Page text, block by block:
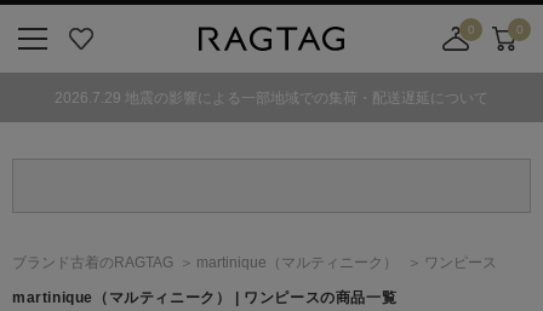
気
0
舗
カ
ト
0
2026.7.29 地震の影響による一部地域での集荷・配送遅延について
ブランド古着のRAGTAG martinique （マルティニーク） ワンピース
martinique （マルティニーク） | ワンピースの商品一覧